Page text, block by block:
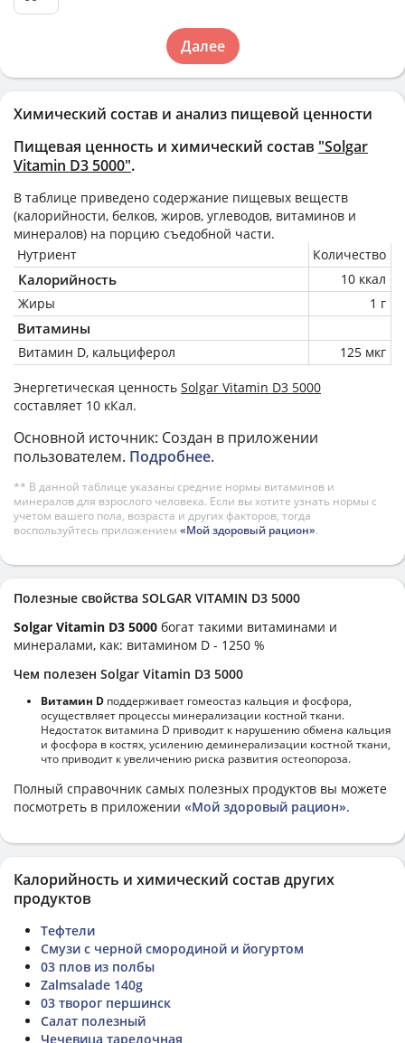
Химический состав и анализ пищевой ценности
Пищевая ценность и химический состав "Solgar
Vitamin D3 5000".
В таблице приведено содержание пищевых веществ
(калорийности, белков, жиров, углеводов, витаминов и
минералов) на порцию съедобной части.
Нутриент
Количество
Калорийность
10 ккал
Жиры
1 г
Витамины
Витамин D, кальциферол 125 мкг
Энергетическая ценность Solgar Vitamin D3 5000
составляет 10 кКал.
Основной источник: Создан в приложении
пользователем. Подробнее.
** В данной таблице указаны средние нормы витаминов и
минералов для взрослого человека. Если вы хотите узнать нормы с
учетом вашего пола, возраста и других факторов, тогда
воспользуйтесь приложением «Мой здоровый рацион».
Далее
Полезные свойства SOLGAR VITAMIN D3 5000
Solgar Vitamin D3 5000 богат такими витаминами и
минералами, как: витамином D - 1250 %
Чем полезен Solgar Vitamin D3 5000
Витамин D поддерживает гомеостаз кальция и фосфора,
осуществляет процессы минерализации костной ткани.
Недостаток витамина D приводит к нарушению обмена кальция
и фосфора в костях, усилению деминерализации костной ткани,
что приводит к увеличению риска развития остеопороза.
Полный справочник самых полезных продуктов вы можете
посмотреть в приложении «Мой здоровый рацион».
Калорийность и химический состав других
продуктов
Тефтели
Смузи с черной смородиной и йогуртом
03 плов из полбы
Zalmsalade 140g
03 творог першинск
Салат полезный
Чечевица тарелочная